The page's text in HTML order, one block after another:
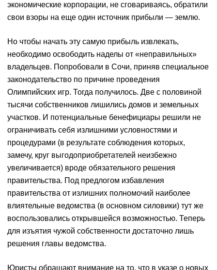
экономические корпорации, не сговариваясь, обратили
свои взоры на еще один источник прибыли — землю.
Но чтобы начать эту самую прибыль извлекать,
необходимо освободить наделы от «неправильных»
владельцев. Попробовали в Сочи, приняв специальное
законодательство по причине проведения
Олимпийских игр. Тогда получилось. Две с половиной
тысячи собственников лишились домов и земельных
участков. И потенциальные бенефициары решили не
ограничивать себя излишними условностями и
процедурами (в результате соблюдения которых,
замечу, круг выгодоприобретателей неизбежно
увеличивается) вроде обязательного решения
правительства. Под предлогом избавления
правительства от излишних полномочий наиболее
влиятельные ведомства (в основном силовики) тут же
воспользовались открывшейся возможностью. Теперь
для изъятия чужой собственности достаточно лишь
решения главы ведомства.
Юристы обращают внимание на то, что в указе о новых